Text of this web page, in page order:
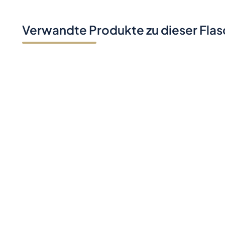
Verwandte Produkte zu dieser